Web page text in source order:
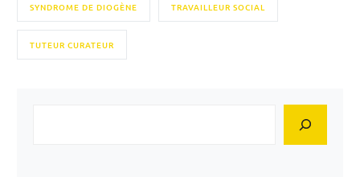
SYNDROME DE DIOGÈNE TRAVAILLEUR SOCIAL
TUTEUR CURATEUR